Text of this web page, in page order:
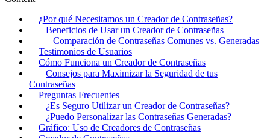
¿Por qué Necesitamos un Creador de Contraseñas?
Beneficios de Usar un Creador de Contraseñas
Comparación de Contraseñas Comunes vs. Generadas
Testimonios de Usuarios
Cómo Funciona un Creador de Contraseñas
Consejos para Maximizar la Seguridad de tus
Contraseñas
Preguntas Frecuentes
¿Es Seguro Utilizar un Creador de Contraseñas?
¿Puedo Personalizar las Contraseñas Generadas?
Gráfico: Uso de Creadores de Contraseñas